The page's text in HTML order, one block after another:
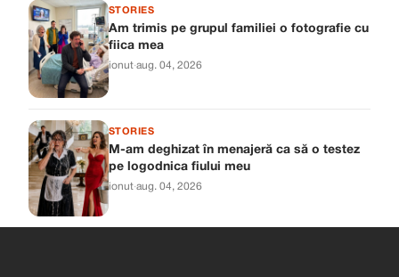
STORIES
Am trimis pe grupul familiei o fotografie cu
fiica mea
ionut·aug. 04, 2026
STORIES
M-am deghizat în menajeră ca să o testez
pe logodnica fiului meu
ionut·aug. 04, 2026